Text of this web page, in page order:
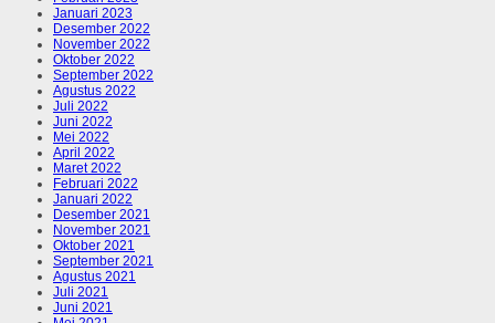
Januari 2023
Desember 2022
November 2022
Oktober 2022
September 2022
Agustus 2022
Juli 2022
Juni 2022
Mei 2022
April 2022
Maret 2022
Februari 2022
Januari 2022
Desember 2021
November 2021
Oktober 2021
September 2021
Agustus 2021
Juli 2021
Juni 2021